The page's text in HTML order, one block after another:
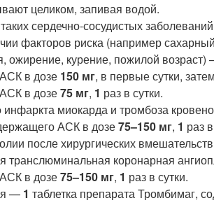
целиком, запивая водой.
сердечно-сосудистых
факторов риска (например
ожирение, курение, пожилой возраст)
в дозе 150 мг, в первые сутки,
в дозе75 мг, 1 раз в сутки.
инфаркта миокарда и тромбоза
АСК в дозе75–150 мг, 1 раз
после хирургических
транслюминальная коронарная
в дозе75–150 мг, 1 раз в сутки.
— 1 таблетка препарата Тромбимаг,